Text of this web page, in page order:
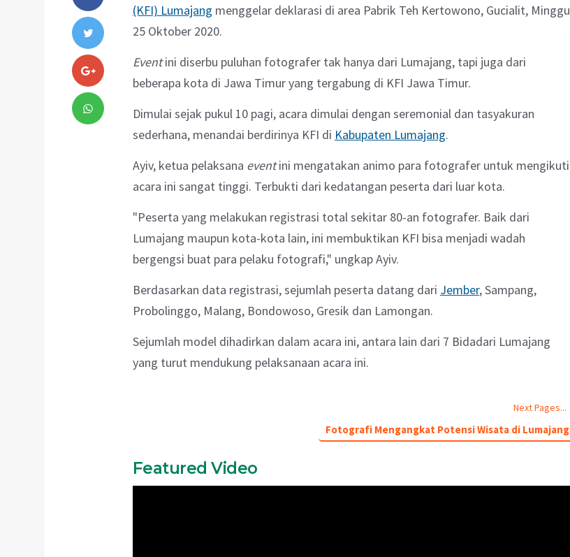
(KFI) Lumajang menggelar deklarasi di area Pabrik Teh Kertowono, Gucialit, Minggu
25 Oktober 2020.
Eventini diserbu puluhan fotografer tak hanya dari Lumajang, tapi juga dari
beberapa kota di Jawa Timur yang tergabung di KFI Jawa Timur.
Dimulai sejak pukul 10 pagi, acara dimulai dengan seremonial dan tasyakuran
sederhana, menandai berdirinya KFI di Kabupaten Lumajang.
Ayiv, ketua pelaksana eventini mengatakan animo para fotografer untuk mengikuti
acara ini sangat tinggi. Terbukti dari kedatangan peserta dari luar kota.
"Peserta yang melakukan registrasi total sekitar 80-an fotografer. Baik dari
Lumajang maupun kota-kota lain, ini membuktikan KFI bisa menjadi wadah
bergengsi buat para pelaku fotografi," ungkap Ayiv.
Berdasarkan data registrasi, sejumlah peserta datang dari Jember, Sampang,
Probolinggo, Malang, Bondowoso, Gresik dan Lamongan.
Sejumlah model dihadirkan dalam acara ini, antara lain dari 7 Bidadari Lumajang
yang turut mendukung pelaksanaan acara ini.
Next Pages...
Fotografi Mengangkat Potensi Wisata di Lumajang
Featured Video